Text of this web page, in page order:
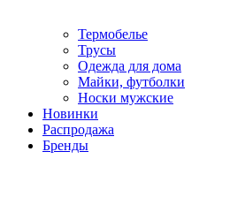
Термобелье
Трусы
Одежда для дома
Майки, футболки
Носки мужские
Новинки
Распродажа
Бренды